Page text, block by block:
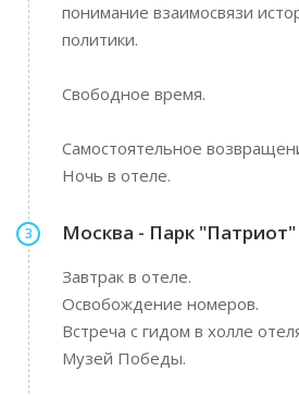
понимание взаимосвязи
политики.
Свободное время.
Самостоятельное
Ночь в отеле.
3 Москва - Парк
Завтрак в отеле.
Освобождение номеров.
Встреча с гидом в холле
Музей Победы.